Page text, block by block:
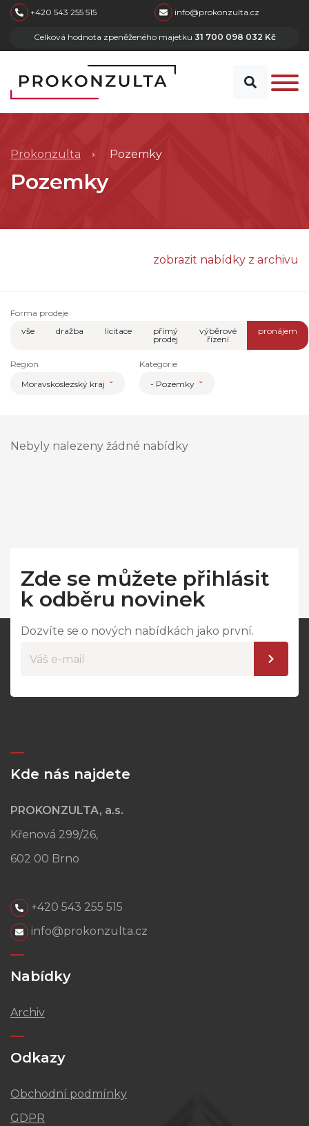
skip to main content
+420 543 255 515 info@prokonzulta.cz
Celková hodnota zpeněženého majetku 31 700 098 032 Kč
Prokonzulta Pozemky
Pozemky
zobrazit nabídky z archivu
Forma prodeje
vše
dražba licitace
přímý
prodej
výběrové
řízení
pronájem
Region
Moravskoslezský kraj
Kategorie
- Pozemky
Nebyly nalezeny žádné nabídky
Zde se můžete přihlásit
k odběru novinek
Dozvíte se o nových nabídkách jako první.
Kde nás najdete
PROKONZULTA, a.s.
Křenová 299/26,
602 00 Brno
+420 543 255 515
info@prokonzulta.cz
Nabídky
Archiv
Odkazy
Obchodní podmínky
GDPR